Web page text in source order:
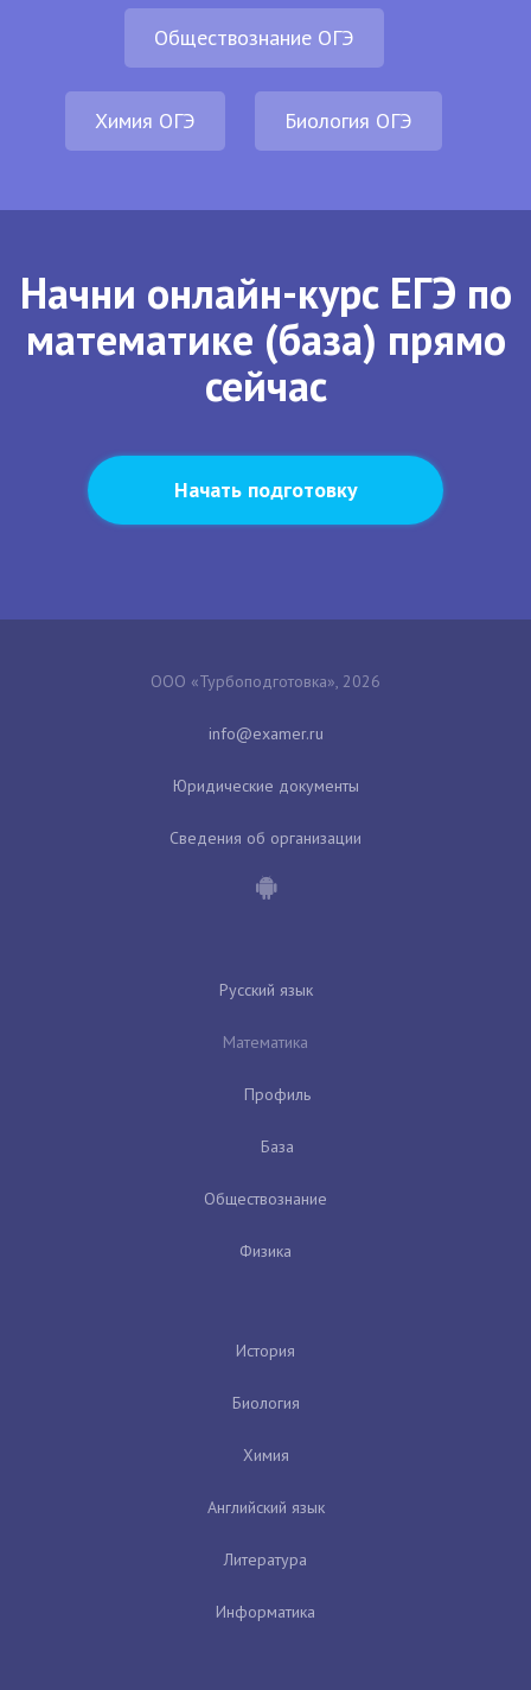
Обществознание ОГЭ
Химия ОГЭ Биология ОГЭ
Начни онлайн-курс ЕГЭ по
математике (база) прямо
сейчас
Начать подготовку
ООО «Турбоподготовка», 2026
Юридические документы
Сведения об организации
Русский язык
Математика
Профиль
База
Обществознание
Физика
История
Биология
Химия
Английский язык
Литература
Информатика